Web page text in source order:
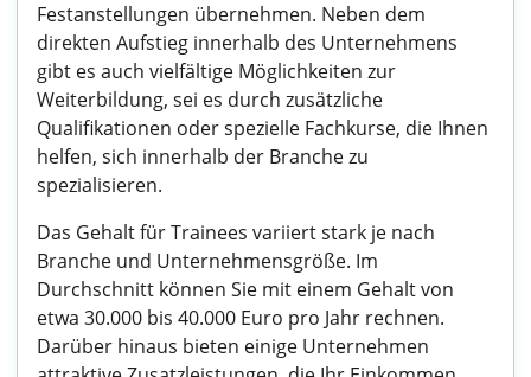
Festanstellungen übernehmen. Neben dem
direkten Aufstieg innerhalb des Unternehmens
gibt es auch vielfältige Möglichkeiten zur
Weiterbildung, sei es durch zusätzliche
Qualifikationen oder spezielle Fachkurse, die Ihnen
helfen, sich innerhalb der Branche zu
spezialisieren.
Das Gehalt für Trainees variiert stark je nach
Branche und Unternehmensgröße. Im
Durchschnitt können Sie mit einem Gehalt von
etwa 30.000 bis 40.000 Euro pro Jahr rechnen.
Darüber hinaus bieten einige Unternehmen